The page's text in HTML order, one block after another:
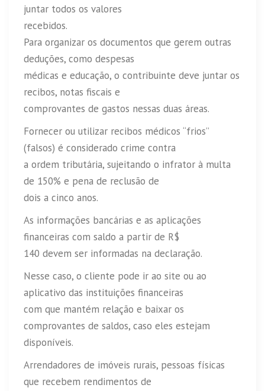
juntar todos os valores
recebidos.
Para organizar os documentos que gerem outras
deduções, como despesas
médicas e educação, o contribuinte deve juntar os
recibos, notas fiscais e
comprovantes de gastos nessas duas áreas.
Fornecer ou utilizar recibos médicos “frios”
(falsos) é considerado crime contra
a ordem tributária, sujeitando o infrator à multa
de 150% e pena de reclusão de
dois a cinco anos.
As informações bancárias e as aplicações
financeiras com saldo a partir de R$
140 devem ser informadas na declaração.
Nesse caso, o cliente pode ir ao site ou ao
aplicativo das instituições financeiras
com que mantém relação e baixar os
comprovantes de saldos, caso eles estejam
disponíveis.
Arrendadores de imóveis rurais, pessoas físicas
que recebem rendimentos de